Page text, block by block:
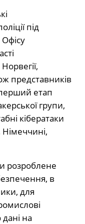
під
представників
етап
групи,
кібератаки
Німеччині,
розроблене
в
для
на